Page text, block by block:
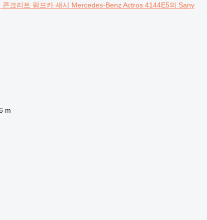
콘크리트 펌프카 섀시 Mercedes-Benz Actros 4144E5의 Sany
m